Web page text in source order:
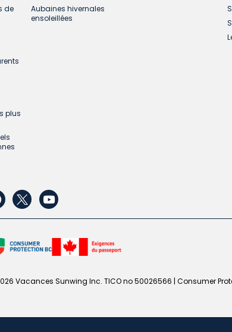
de
plus
Aubaines hivernales
ensoleillées
twitteryoutube
Vacances Sunwing Inc. TICO no 50026566 | Consumer